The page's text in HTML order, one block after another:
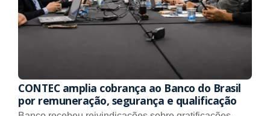
CONTEC amplia cobrança ao Banco do Brasil
por remuneração, segurança e qualificação